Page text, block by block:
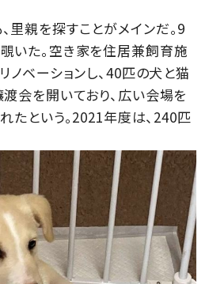
里親を探すことがメインだ。9
いた。空き家を住居兼飼育施
ノベーションし、40匹の犬と猫
会を開いており、広い会場を
たという。2021年度は、240匹